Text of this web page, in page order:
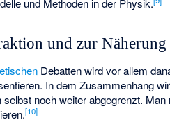
und Methoden in der Physik.
und zur Näherung
Debatten wird vor allem
In dem Zusammenhang
noch weiter abgegrenzt.
[10]